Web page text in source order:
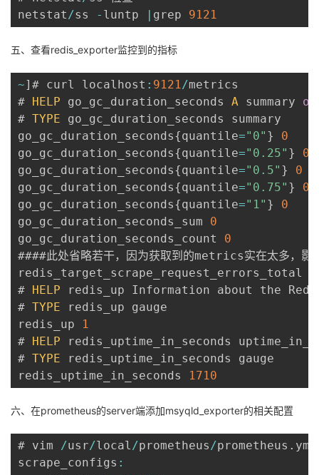
netstat/ss - luntp | grep 9121
五、查看redis_exporter监控到的指标
~] # curl localhost : 9121/metrics
# HELP go_gc_duration_seconds A summary of
# TYPE go_gc_duration_seconds summary
go_gc_duration_seconds{quantile="0" }
0
go_gc_duration_seconds{quantile="0.25" }
0
go_gc_duration_seconds{quantile="0.5" }
0
go_gc_duration_seconds{quantile="0.75" }
0
go_gc_duration_seconds{quantile="1" }
0
go_gc_duration_seconds_sum 0
go_gc_duration_seconds_count 0
####此处省略若干，因为获取到的metrics实在太多，影
redis_target_scrape_request_errors_total
# HELP redis_up Information about the
# TYPE redis_up gauge
redis_up
1
# HELP redis_uptime_in_seconds
# TYPE redis_uptime_in_seconds gauge
redis_uptime_in_seconds
1710
六、在prometheus的server端添加msyqld_exporter的相关配置
# vim /usr/local/prometheus/prometheus . yml
scrape_configs :